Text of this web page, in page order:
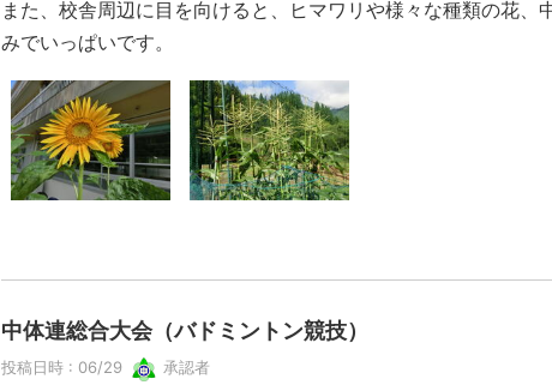
また、校舎周辺に目を向けると、ヒマワリや様々な種類の花
みでいっぱいです。
中体連総合大会（バドミントン競技）
投稿日時 : 06/29 承認者